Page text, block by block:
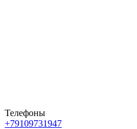
Телефоны
+79109731947